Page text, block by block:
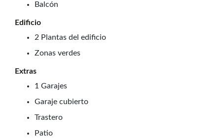
Balcón
Edificio
2 Plantas del edificio
Zonas verdes
Extras
1 Garajes
Garaje cubierto
Trastero
Patio